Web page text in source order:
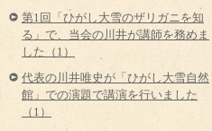
第1回「ひがし大雪のザリガニを知
る」で、当会の川井が講師を務めま
した（1）
代表の川井唯史が「ひがし大雪自然
館」での演題で講演を行いました
（1）